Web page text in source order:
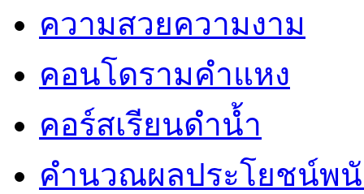
ความสวยความงาม
คอนโดรามคำแหง
คอร์สเรียนดำน้ำ
คำนวณผลประโยชน์พ